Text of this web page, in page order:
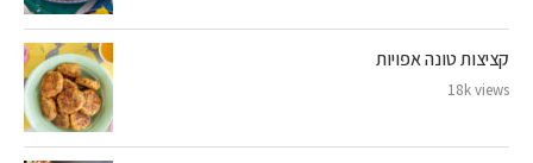
קציצות טונה אפויות
18k views